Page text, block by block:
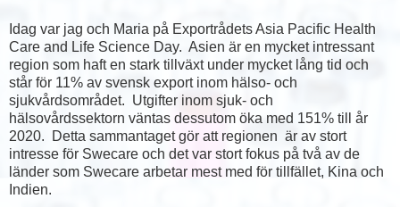
Idag var jag och Maria på Exportrådets Asia Pacific Health
Care and Life Science Day. Asien är en mycket intressant
region som haft en stark tillväxt under mycket lång tid och
står för 11% av svensk export inom hälso- och
sjukvårdsområdet. Utgifter inom sjuk- och
hälsovårdssektorn väntas dessutom öka med 151% till år
2020. Detta sammantaget gör att regionen är av stort
intresse för Swecare och det var stort fokus på två av de
länder som Swecare arbetar mest med för tillfället, Kina och
Indien.